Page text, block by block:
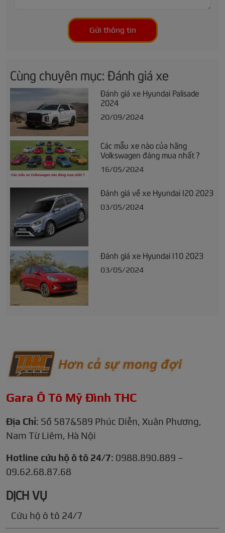
Gửi thông tin
Cùng chuyên mục: Đánh giá xe
Đánh giá xe Hyundai Palisade
2024
20/09/2024
Các mẫu xe nào của hãng
Volkswagen đáng mua nhất ?
16/05/2024
Đánh giá về xe Hyundai I20 2023
03/05/2024
Đánh giá xe Hyundai I10 2023
03/05/2024
Gara Ô Tô Mỹ Đình THC
Địa Chỉ: Số 587&589 Phúc Diễn, Xuân Phương,
Nam Từ Liêm, Hà Nội
Hotline cứu hộ ô tô 24/7: 0988.890.889 –
09.62.68.87.68
DỊCH VỤ
Cứu hộ ô tô 24/7